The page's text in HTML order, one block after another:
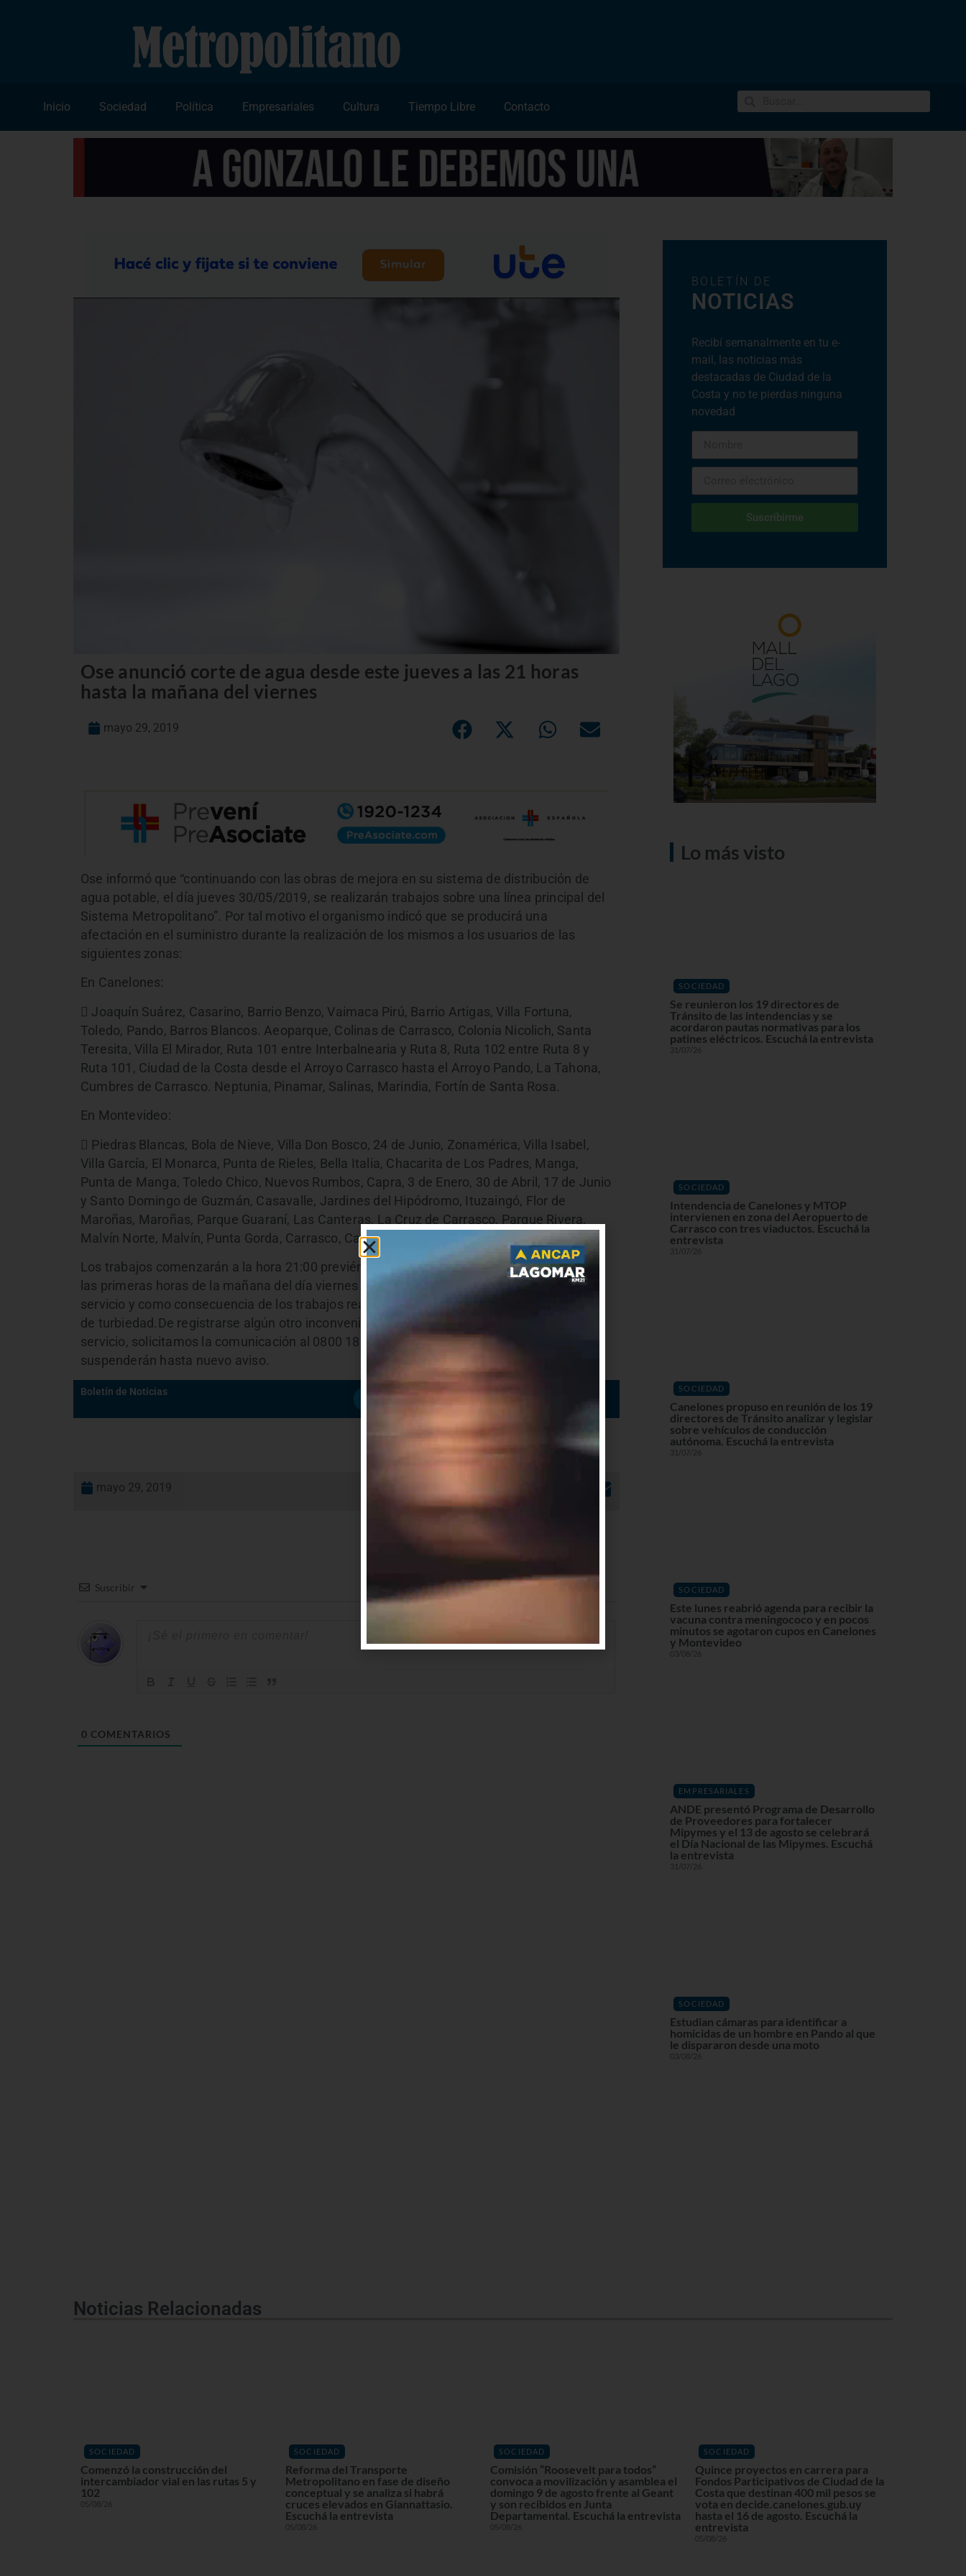
Inicio Sociedad Política Empresariales Cultura Tiempo Libre Contacto
Ose anunció corte de agua desde este jueves a las 21 horas
hasta la mañana del viernes
mayo 29, 2019
Ose informó que “continuando con las obras de mejora en su sistema de distribución de
agua potable, el día jueves 30/05/2019, se realizarán trabajos sobre una línea principal del
Sistema Metropolitano”. Por tal motivo el organismo indicó que se producirá una
afectación en el suministro durante la realización de los mismos a los usuarios de las
siguientes zonas:
En Canelones:
 Joaquín Suárez, Casarino, Barrio Benzo, Vaimaca Pirú, Barrio Artigas, Villa Fortuna,
Toledo, Pando, Barros Blancos. Aeoparque, Colinas de Carrasco, Colonia Nicolich, Santa
Teresita, Villa El Mirador, Ruta 101 entre Interbalnearia y Ruta 8, Ruta 102 entre Ruta 8 y
Ruta 101, Ciudad de la Costa desde el Arroyo Carrasco hasta el Arroyo Pando, La Tahona,
Cumbres de Carrasco. Neptunia, Pinamar, Salinas, Marindia, Fortín de Santa Rosa.
En Montevideo:
 Piedras Blancas, Bola de Nieve, Villa Don Bosco, 24 de Junio, Zonamérica, Villa Isabel,
Villa García, El Monarca, Punta de Rieles, Bella Italia, Chacarita de Los Padres, Manga,
Punta de Manga, Toledo Chico, Nuevos Rumbos, Capra, 3 de Enero, 30 de Abril, 17 de Junio
y Santo Domingo de Guzmán, Casavalle, Jardines del Hipódromo, Ituzaingó, Flor de
Maroñas, Maroñas, Parque Guaraní, Las Canteras, La Cruz de Carrasco, Parque Rivera,
Malvín Norte, Malvín, Punta Gorda, Carrasco, Carrasco Norte, Bañados de Carrasco.
Los trabajos comenzarán a la hora 21:00 previéndose el restablecimiento del servicio para
las primeras horas de la mañana del día viernes 31/05/2019. Una vez restablecido el
servicio y como consecuencia de los trabajos realizados, se podrán presentar fenómenos
de turbiedad.De registrarse algún otro inconveniente posterior al restablecimiento del
servicio, solicitamos la comunicación al 0800 1871. En caso de mal tiempo los trabajos se
suspenderán hasta nuevo aviso.
Boletín de Noticias
mayo 29, 2019
Suscribir
0 COMENTARIOS
BOLETÍN DE
NOTICIAS
Recibí semanalmente en tu e-
mail, las noticias más
destacadas de Ciudad de la
Costa y no te pierdas ninguna
novedad
Suscribirme
Lo más visto
SOCIEDAD
Se reunieron los 19 directores de
Tránsito de las intendencias y se
acordaron pautas normativas para los
patines eléctricos. Escuchá la entrevista
31/07/26
SOCIEDAD
Intendencia de Canelones y MTOP
intervienen en zona del Aeropuerto de
Carrasco con tres viaductos. Escuchá la
entrevista
31/07/26
SOCIEDAD
Canelones propuso en reunión de los 19
directores de Tránsito analizar y legislar
sobre vehículos de conducción
autónoma. Escuchá la entrevista
31/07/26
SOCIEDAD
Este lunes reabrió agenda para recibir la
vacuna contra meningococo y en pocos
minutos se agotaron cupos en Canelones
y Montevideo
03/08/26
EMPRESARIALES
ANDE presentó Programa de Desarrollo
de Proveedores para fortalecer
Mipymes y el 13 de agosto se celebrará
el Día Nacional de las Mipymes. Escuchá
la entrevista
31/07/26
SOCIEDAD
Estudian cámaras para identificar a
homicidas de un hombre en Pando al que
le dispararon desde una moto
03/08/26
Noticias Relacionadas
SOCIEDAD
Comenzó la construcción del
intercambiador vial en las rutas 5 y
102
05/08/26
SOCIEDAD
Reforma del Transporte
Metropolitano en fase de diseño
conceptual y se analiza si habrá
cruces elevados en Giannattasio.
Escuchá la entrevista
05/08/26
SOCIEDAD
Comisión “Roosevelt para todos”
convoca a movilización y asamblea el
domingo 9 de agosto frente al Geant
y son recibidos en Junta
Departamental. Escuchá la entrevista
05/08/26
SOCIEDAD
Quince proyectos en carrera para
Fondos Participativos de Ciudad de la
Costa que destinan 400 mil pesos se
vota en decide.canelones.gub.uy
hasta el 16 de agosto. Escuchá la
entrevista
05/08/26